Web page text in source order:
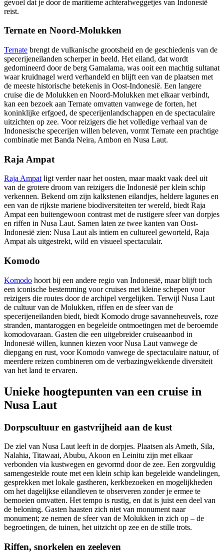
gevoel dat je door de maritieme achterafweggetjes van Indonesië
reist.
Ternate en Noord-Molukken
Ternate brengt de vulkanische grootsheid en de geschiedenis van de
specerijeneilanden scherper in beeld. Het eiland, dat wordt
gedomineerd door de berg Gamalama, was ooit een machtig sultanat
waar kruidnagel werd verhandeld en blijft een van de plaatsen met
de meeste historische betekenis in Oost-Indonesië. Een langere
cruise die de Molukken en Noord-Molukken met elkaar verbindt,
kan een bezoek aan Ternate omvatten vanwege de forten, het
koninklijke erfgoed, de specerijenlandschappen en de spectaculaire
uitzichten op zee. Voor reizigers die het volledige verhaal van de
Indonesische specerijen willen beleven, vormt Ternate een prachtige
combinatie met Banda Neira, Ambon en Nusa Laut.
Raja Ampat
Raja Ampatligt verder naar het oosten, maar maakt vaak deel uit
van de grotere droom van reizigers die Indonesië per klein schip
verkennen. Bekend om zijn kalkstenen eilandjes, heldere lagunes en
een van de rijkste mariene biodiversiteiten ter wereld, biedt Raja
Ampat een buitengewoon contrast met de rustigere sfeer van dorpjes
en riffen in Nusa Laut. Samen laten ze twee kanten van Oost-
Indonesië zien: Nusa Laut als intiem en cultureel geworteld, Raja
Ampat als uitgestrekt, wild en visueel spectaculair.
Komodo
Komodo hoort bij een andere regio van Indonesië, maar blijft toch
een iconische bestemming voor cruises met kleine schepen voor
reizigers die routes door de archipel vergelijken. Terwijl Nusa Laut
de cultuur van de Molukken, riffen en de sfeer van de
specerijeneilanden biedt, biedt Komodo droge savanneheuvels, roze
stranden, mantaroggen en begeleide ontmoetingen met de beroemde
komodovaraan. Gasten die een uitgebreider cruiseaanbod in
Indonesië willen, kunnen kiezen voor Nusa Laut vanwege de
diepgang en rust, voor Komodo vanwege de spectaculaire natuur, of
meerdere reizen combineren om de verbazingwekkende diversiteit
van het land te ervaren.
Unieke hoogtepunten van een cruise in
Nusa Laut
Dorpscultuur en gastvrijheid aan de kust
De ziel van Nusa Laut leeft in de dorpjes. Plaatsen als Ameth, Sila,
Nalahia, Titawaai, Abubu, Akoon en Leinitu zijn met elkaar
verbonden via kustwegen en gevormd door de zee. Een zorgvuldig
samengestelde route met een klein schip kan begeleide wandelingen,
gesprekken met lokale gastheren, kerkbezoeken en mogelijkheden
om het dagelijkse eilandleven te observeren zonder je ermee te
bemoeien omvatten. Het tempo is rustig, en dat is juist een deel van
de beloning. Gasten haasten zich niet van monument naar
monument; ze nemen de sfeer van de Molukken in zich op – de
begroetingen, de tuinen, het uitzicht op zee en de stille trots.
Riffen, snorkelen en zeeleven